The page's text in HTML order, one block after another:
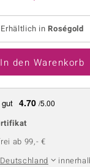
Erhältlich inRoségold
In den Warenkorb
4.70 /5.00
ab 99,- €
Deutschland